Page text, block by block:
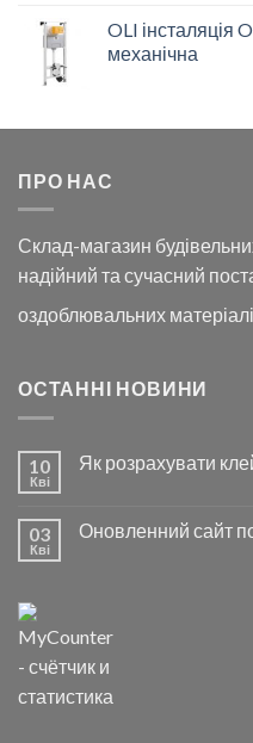
OLI інсталяція
механічна
ПРО НАС
Склад-магазин
надійний та сучасний
оздоблювальних
ОСТАННІ НОВИНИ
10
Кві
Як розрахувати
03
Кві
Оновленний сайт